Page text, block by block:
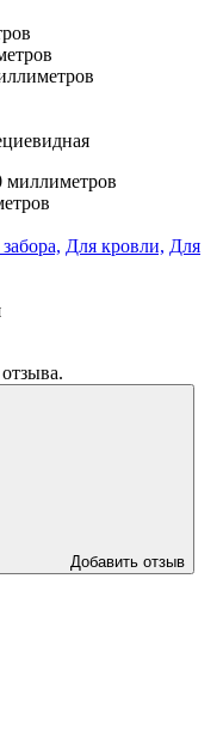
миллиметров
Для кровли, Для
Добавить отзыв